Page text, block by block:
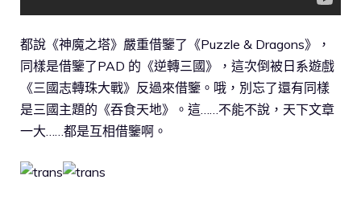
都說《神魔之塔》嚴重借鑒了《Puzzle & Dragons》，
同樣是借鑒了PAD 的《逆轉三國》，這次倒被日系遊戲
《三國志轉珠大戰》反過來借鑒。哦，別忘了還有同樣
是三國主題的《吞食天地》。這……不能不說，天下文章
一大……都是互相借鑒啊。